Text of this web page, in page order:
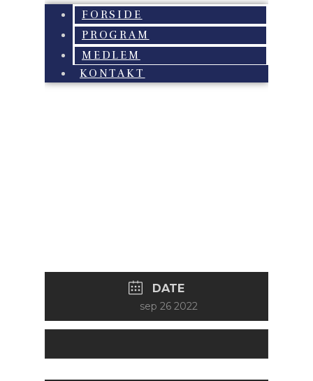
FORSIDE
PROGRAM
MEDLEM
KONTAKT
DATE
sep 26 2022